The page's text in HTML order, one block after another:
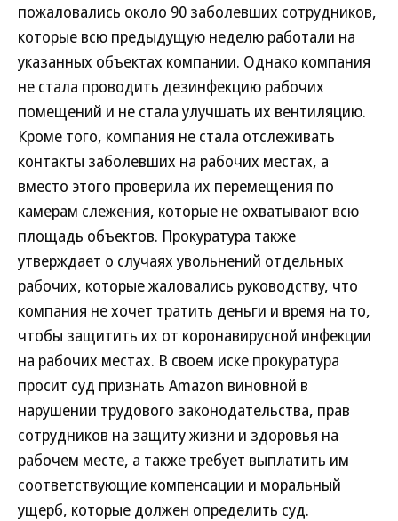
пожаловались около 90 заболевших сотрудников,
которые всю предыдущую неделю работали на
указанных объектах компании. Однако компания
не стала проводить дезинфекцию рабочих
помещений и не стала улучшать их вентиляцию.
Кроме того, компания не стала отслеживать
контакты заболевших на рабочих местах, а
вместо этого проверила их перемещения по
камерам слежения, которые не охватывают всю
площадь объектов. Прокуратура также
утверждает о случаях увольнений отдельных
рабочих, которые жаловались руководству, что
компания не хочет тратить деньги и время на то,
чтобы защитить их от коронавирусной инфекции
на рабочих местах. В своем иске прокуратура
просит суд признать Amazon виновной в
нарушении трудового законодательства, прав
сотрудников на защиту жизни и здоровья на
рабочем месте, а также требует выплатить им
соответствующие компенсации и моральный
ущерб, которые должен определить суд.